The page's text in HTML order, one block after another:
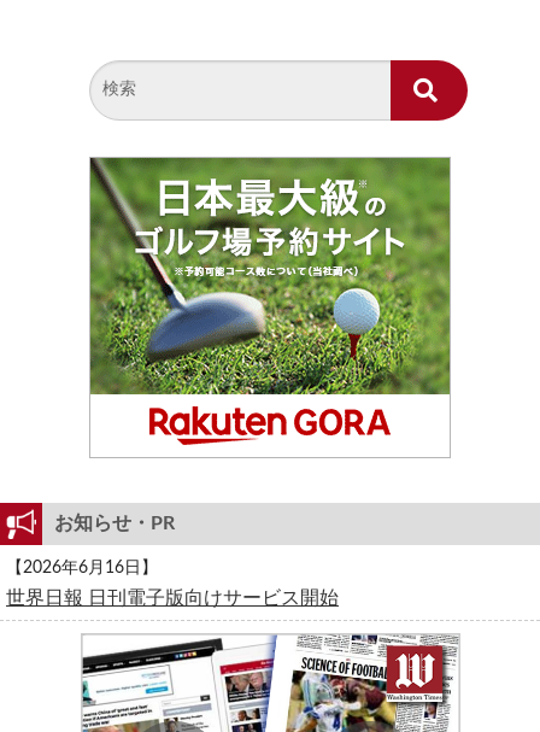
お知らせ・PR
【2026年6月16日】
世界日報 日刊電子版向けサービス開始